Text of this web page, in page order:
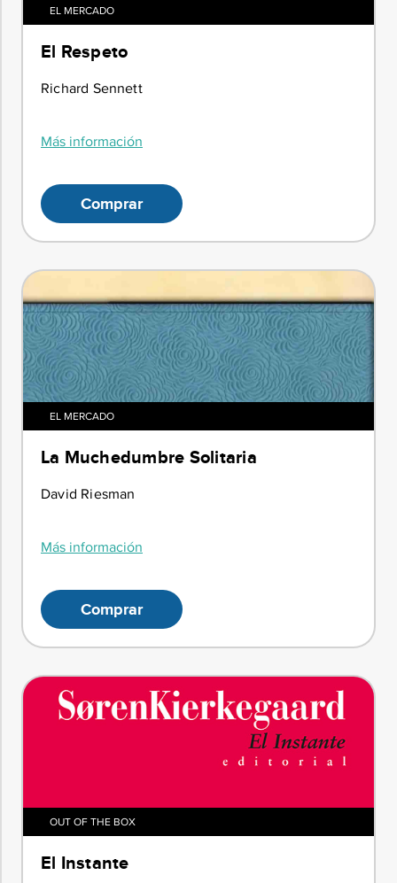
EL MERCADO
El Respeto
Richard Sennett
Más información
Comprar
EL MERCADO
La Muchedumbre Solitaria
David Riesman
Más información
Comprar
OUT OF THE BOX
El Instante